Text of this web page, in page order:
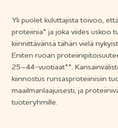
Yli puolet kuluttajista toivoo,
proteiinia* ja joka viides uskoo
kiinnittävänsä tähän vielä
Eniten ruoan
25–44-vuotiaat**.
kiinnostus runsasproteiinisiin
maailmanlaajuisesti, ja
tuoteryhmille.